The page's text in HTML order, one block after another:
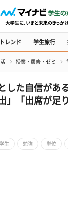
レンド 学生旅行
授業・履修・ゼミ
した自信があ
」「出席が足
生 勉強 単位